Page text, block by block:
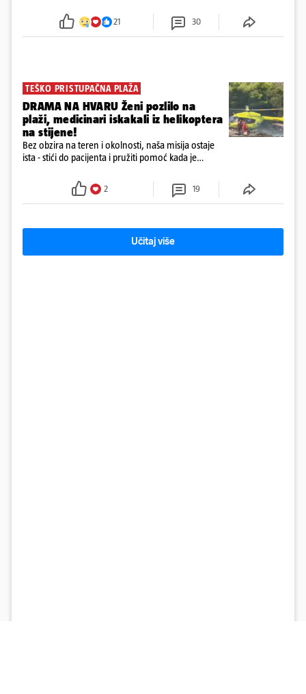
tamošnji liječnici ne vjeruju u oporavak: 'Imamo
21 30
TEŠKO PRISTUPAČNA PLAŽA
DRAMA NA HVARU Ženi pozlilo na
plaži, medicinari iskakali iz helikoptera
na stijene!
Bez obzira na teren i okolnosti, naša misija ostaje
ista - stići do pacijenta i pružiti pomoć kada je
2 19
Učitaj više